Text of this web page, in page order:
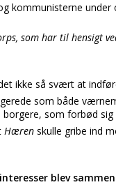
kommunisterne
som har til hensigt
ikke så svært at
som både
som forbød
Hæren skulle gribe ind
blev